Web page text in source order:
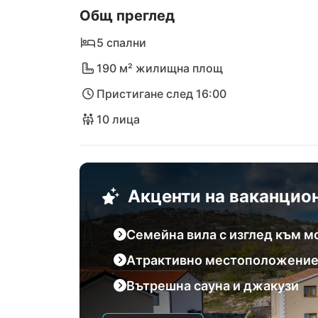
очакват само на крачка в ресторант
Цриквеница и очарователният
елегантността в следващата ви мечтана
Общ преглед
5 спални
190 м² жилищна площ
Пристигане след 16:00
10 лица
Акценти на
Семейна вила с изглед към
Атрактивно местоположение
Вътрешна сауна и джакузи